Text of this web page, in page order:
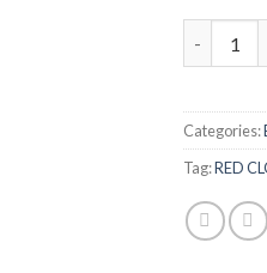
Categories:
Tag:RED